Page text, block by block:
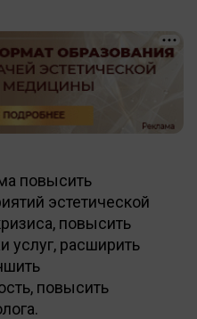
повысить
эстетической
повысить
услуг, расширить
повысить